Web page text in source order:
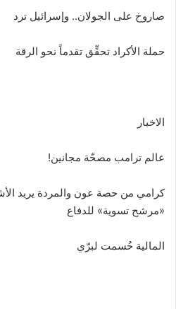
صاروخ على الجولان.. وإسرائيل ترد
حملة الأكراد تحقِّق تقدماً نحو الرقة
الاخبار
عالم ترامب مصحّة مجانين!
كرامي من حصة عون والمردة يريد
«مرشح تسوية» للدفاع
المالية حُسمت لبرّي